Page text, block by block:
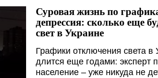
Суровая жизнь по
депрессия: сколько еще
свет в Украине
Графики отключения света в
длится еще годами: эксперт
население – уже никуда не